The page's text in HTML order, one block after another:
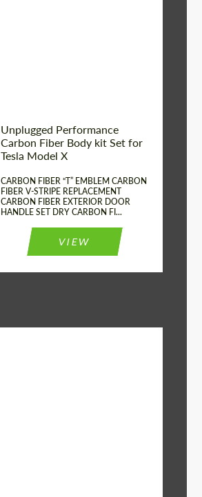
Unplugged Performance
Carbon Fiber Body kit Set for
Tesla Model X
CARBON FIBER “T” EMBLEM CARBON
FIBER V-STRIPE REPLACEMENT
CARBON FIBER EXTERIOR DOOR
HANDLE SET DRY CARBON FI...
VIEW